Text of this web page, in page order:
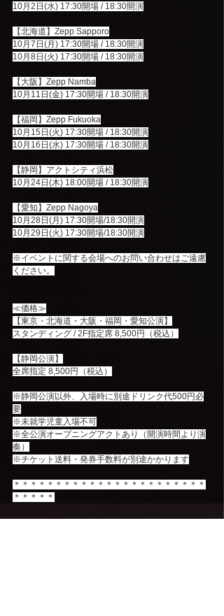
10月2日(水) 17:30開場 / 18:30開演
【北海道】Zepp Sapporo
10月7日(月) 17:30開場 / 18:30開演
10月8日(火) 17:30開場 / 18:30開演
【大阪】Zepp Namba
10月11日(金) 17:30開場 / 18:30開演
【福岡】Zepp Fukuoka
10月15日(火) 17:30開場 / 18:30開演
10月16日(水) 17:30開場 / 18:30開演
【静岡】アクトシティ浜松
10月24日(木) 18:00開場 / 18:30開演
【愛知】Zepp Nagoya
10月28日(月) 17:30開場/18:30開演
10月29日(火) 17:30開場/18:30開演
※イベントに関する会場へのお問い合わせはご遠慮
ください。
≪価格≫
【東京・北海道・大阪・福岡・愛知公演】
スタンディング / 2F指定席 8,500円（税込）
【静岡公演】
全席指定 8,500円（税込）
※静岡公演以外、入場時に別途ドリンク代500円必
要
※未就学児童入場不可
※全公演オープニングアクトあり（開演時間より演
奏）
※チケット送料・発券手数料が別途かかります
＊＊＊＊＊＊＊＊＊＊＊＊＊＊＊＊＊＊＊＊＊＊＊
＊＊＊＊＊